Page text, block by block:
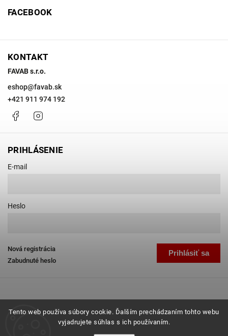
Tento web používa súbory cookie. Ďalším prechádzaním tohto webu
vyjadrujete súhlas s ich používaním.
FACEBOOK
KONTAKT
FAVAB s.r.o.
eshop@favab.sk
+421 911 974 192
Facebook
PRIHLÁSENIE
E-mail
Heslo
Prihlásiť sa
Nová registrácia
Zabudnuté heslo
Favab.sk. Všetky práva vyhradené.